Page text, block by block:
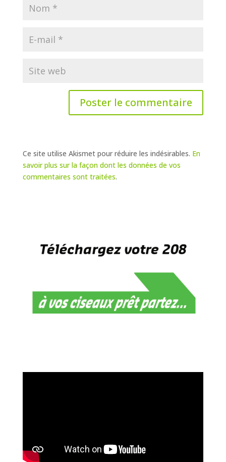
Ce site utilise Akismet pour réduire les indésirables. En
savoir plus sur la façon dont les données de vos
commentaires sont traitées.